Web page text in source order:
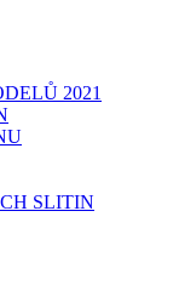
2021
SLITIN